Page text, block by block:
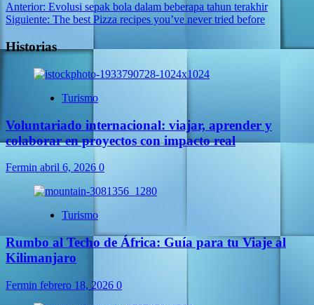
Anterior: Evolusi sepak bola dalam beberapa tahun terakhir
Siguiente: The best Pizza recipes you’ve never tried before
Historias
Turismo
Voluntariado internacional: viajar, aprender y
colaborar en proyectos con impacto real
Fermin abril 6, 2026 0
Turismo
Rumbo al Techo de África: Guía para tu Viaje al
Kilimanjaro
Fermin febrero 18, 2026 0